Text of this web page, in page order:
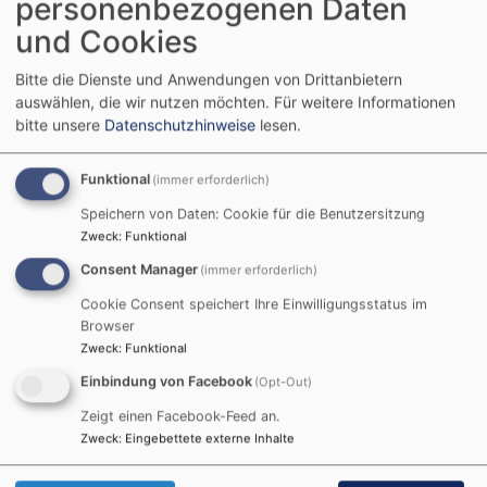
Seit Dezember 2025 neue Integrationseinrichtung in
Puchheim
Der Kindergarten Regenbogen steht für Vielfalt,
Integration und die gezielte Unterstützung jedes
Kindes. Hier lernen Kinder gemeinsam, einander zu
respektieren und ihre individuellen Stärken zu
denn sie lädt zum Entdecken, Forschen und Spielen
ein.
personenbezogenen Daten
und Cookies
Bitte die Dienste und Anwendungen von Drittanbietern
auswählen, die wir nutzen möchten. Für weitere Informationen
bitte unsere Datenschutzhinweise lesen.
Funktional (immer erforderlich)
Speichern von Daten: Cookie für die Benutzersitzung
Zweck: Funktional
Consent Manager (immer erforderlich)
Cookie Consent speichert Ihre Einwilligungsstatus im
Browser
Zweck: Funktional
Einbindung von Facebook (Opt-Out)
Zeigt einen Facebook-Feed an.
Zweck: Eingebettete externe Inhalte